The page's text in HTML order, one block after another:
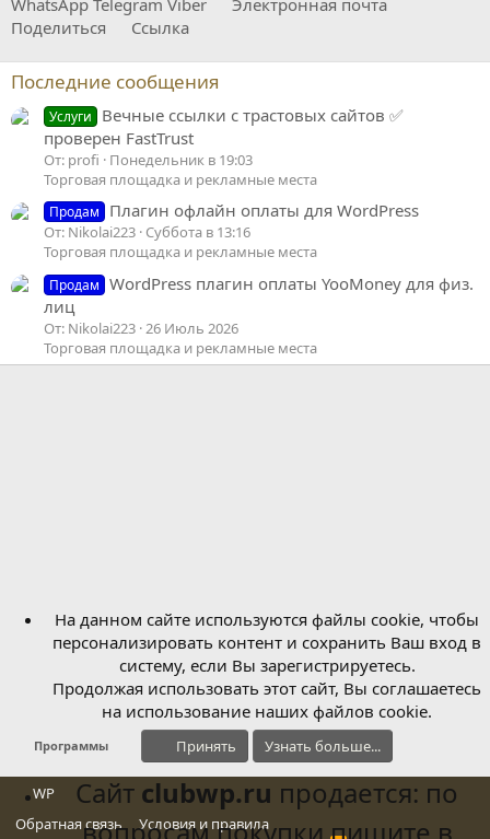
Поделиться
Ссылка
Последние сообщения
Услуги
Вечные ссылки с трастовых сайтов ✅
проверен FastTrust
От: profi
Понедельник в 19:03
Торговая площадка и рекламные места
Продам Плагин офлайн оплаты для WordPress
От: Nikolai223 Суббота в 13:16
Торговая площадка и рекламные места
Продам
WordPress плагин оплаты YooMoney для физ.
лиц
От: Nikolai223 26 Июль 2026
Торговая площадка и рекламные места
Программы
WP
Обратная связь
Условия и правила
На данном сайте используются файлы cookie, чтобы
персонализировать контент и сохранить Ваш вход в
систему, если Вы зарегистрируетесь.
Продолжая использовать этот сайт, Вы соглашаетесь
на использование наших файлов cookie.
Принять Узнать больше...
Сайт clubwp.ru продается: по